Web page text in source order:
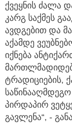
ქვეყნის ძალა
კარგ საქმეს
ავდგებით და
აქამდე
იქნება
ტრადიციების,
პირდაპირ
გავლენა“, -